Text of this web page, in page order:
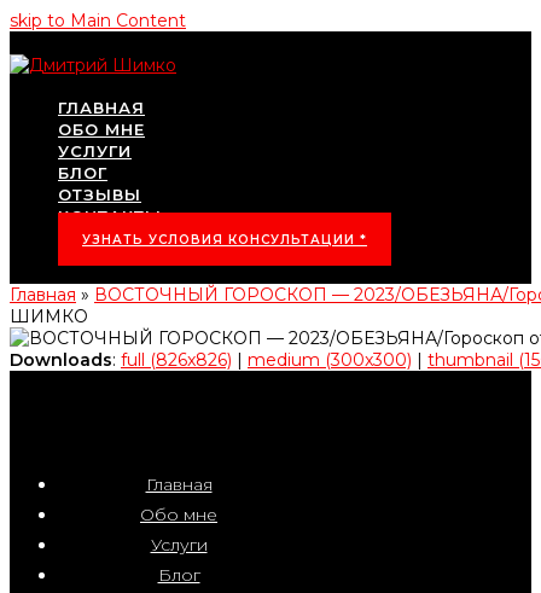
skip to Main Content
ГЛАВНАЯ
ОБО МНЕ
УСЛУГИ
БЛОГ
ОТЗЫВЫ
КОНТАКТЫ
УЗНАТЬ УСЛОВИЯ КОНСУЛЬТАЦИИ *
Главная » ВОСТОЧНЫЙ ГОРОСКОП — 2023/ОБЕЗЬЯНА/
ШИМКО
Downloads: full (826x826) | medium (300x300) | thumbnail
Главная
Обо мне
Услуги
Блог